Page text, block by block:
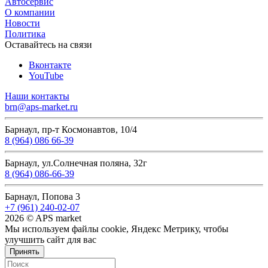
О компании
Новости
Политика
Оставайтесь на связи
Вконтакте
YouTube
Наши контакты
brn@aps-market.ru
Барнаул, пр-т Космонавтов, 10/4
8 (964) 086 66-39
Барнаул, ул.Солнечная поляна, 32г
8 (964) 086-66-39
Барнаул, Попова 3
+7 (961) 240-02-07
2026 © APS market
Мы используем файлы cookie, Яндекс Метрику, чтобы
улучшить сайт для вас
Принять